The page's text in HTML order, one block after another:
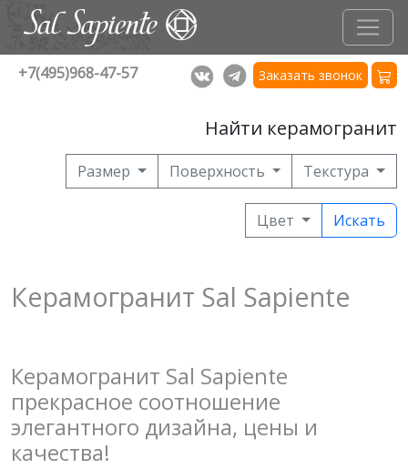
+7(495)968-47-57 Заказать звонок
Найти керамогранит
Размер Поверхность Текстура
Цвет Искать
Керамогранит Sal Sapiente
Керамогранит Sal Sapiente
прекрасное соотношение
элегантного дизайна, цены и
качества!